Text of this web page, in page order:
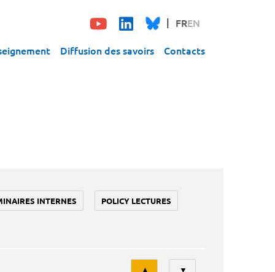
FREN
Diffusion des savoirs Contacts
INTERNES POLICY LECTURES
Tri
▲ ▼